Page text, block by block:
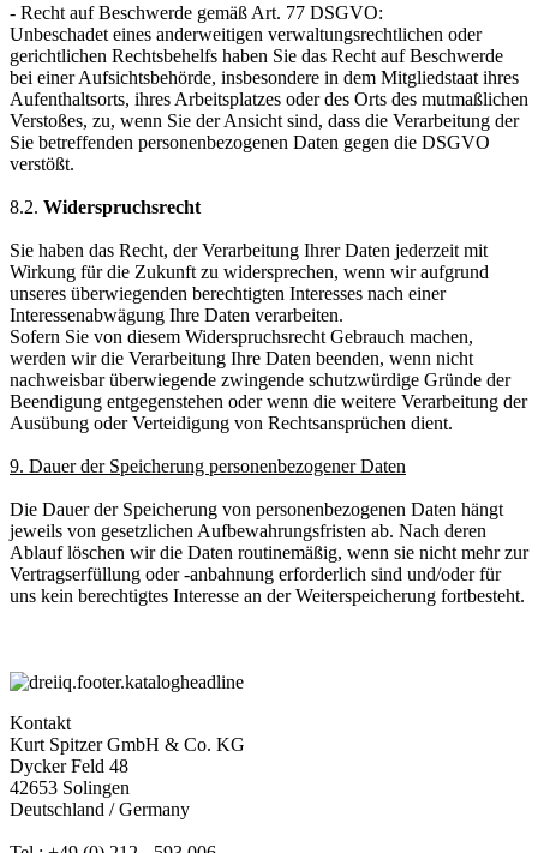
- Recht auf Beschwerde gemäß Art. 77 DSGVO:
Unbeschadet eines anderweitigen verwaltungsrechtlichen oder
gerichtlichen Rechtsbehelfs haben Sie das Recht auf Beschwerde
bei einer Aufsichtsbehörde, insbesondere in dem Mitgliedstaat ihres
Aufenthaltsorts, ihres Arbeitsplatzes oder des Orts des mutmaßlichen
Verstoßes, zu, wenn Sie der Ansicht sind, dass die Verarbeitung der
Sie betreffenden personenbezogenen Daten gegen die DSGVO
verstößt.
8.2. Widerspruchsrecht
Sie haben das Recht, der Verarbeitung Ihrer Daten jederzeit mit
Wirkung für die Zukunft zu widersprechen, wenn wir aufgrund
unseres überwiegenden berechtigten Interesses nach einer
Interessenabwägung Ihre Daten verarbeiten.
Sofern Sie von diesem Widerspruchsrecht Gebrauch machen,
werden wir die Verarbeitung Ihre Daten beenden, wenn nicht
nachweisbar überwiegende zwingende schutzwürdige Gründe der
Beendigung entgegenstehen oder wenn die weitere Verarbeitung der
Ausübung oder Verteidigung von Rechtsansprüchen dient.
9. Dauer der Speicherung personenbezogener Daten
Die Dauer der Speicherung von personenbezogenen Daten hängt
jeweils von gesetzlichen Aufbewahrungsfristen ab. Nach deren
Ablauf löschen wir die Daten routinemäßig, wenn sie nicht mehr zur
Vertragserfüllung oder -anbahnung erforderlich sind und/oder für
uns kein berechtigtes Interesse an der Weiterspeicherung fortbesteht.
Kontakt
Kurt Spitzer GmbH & Co. KG
Dycker Feld 48
42653 Solingen
Deutschland / Germany